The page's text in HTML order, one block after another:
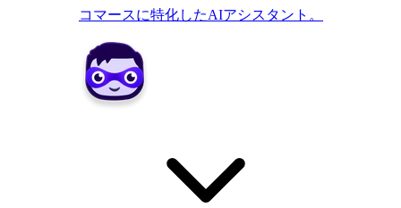
コマースに特化したAIアシスタント。